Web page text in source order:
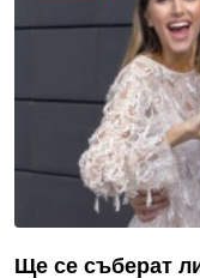
Ще се съберат